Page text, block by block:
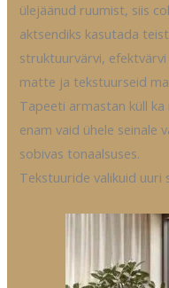
ülejäänud ruumist, siis
aktsendiks kasutada
struktuurvärvi,
matte ja tekstuurseid
Tapeeti armastan küll
enam vaid ühele seinale
sobivas tonaalsuses.
Tekstuuride valikuid uuri